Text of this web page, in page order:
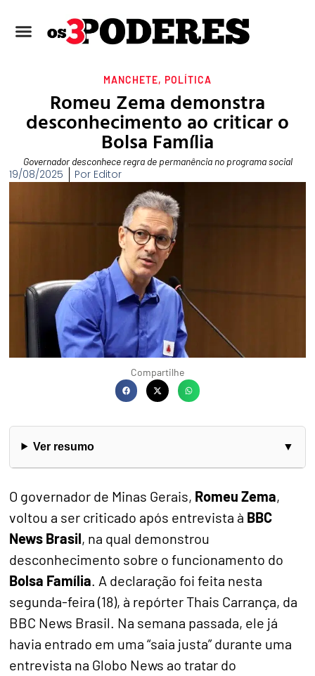
MANCHETE, POLÍTICA
Romeu Zema demonstra
desconhecimento ao criticar o
Bolsa Família
Governador desconhece regra de permanência no programa social
19/08/2025 Por Editor
Compartilhe
Ver resumo
O governador de Minas Gerais, Romeu Zema,
voltou a ser criticado após entrevista à BBC
News Brasil, na qual demonstrou
desconhecimento sobre o funcionamento do
Bolsa Família . A declaração foi feita nesta
segunda-feira (18), à repórter Thais Carrança, da
BBC News Brasil. Na semana passada, ele já
havia entrado em uma “saia justa” durante uma
entrevista na Globo News ao tratar do